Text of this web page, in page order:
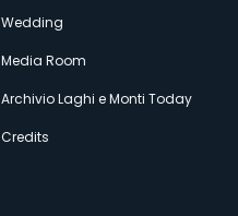
Wedding
Media Room
Archivio Laghi e Monti Today
Credits